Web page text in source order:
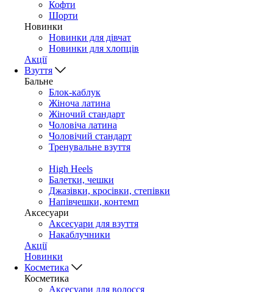
Кофти
Шорти
Новинки
Новинки для дівчат
Новинки для хлопців
Акції
Взуття
Бальне
Блок-каблук
Жіноча латина
Жіночий стандарт
Чоловіча латина
Чоловічий стандарт
Тренувальне взуття
High Heels
Балетки, чешки
Джазівки, кросівки, степівки
Напівчешки, контемп
Аксесуари
Аксесуари для взуття
Накаблучники
Акції
Новинки
Косметика
Косметика
Аксесуари для волосся